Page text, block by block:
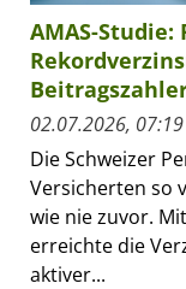
AMAS-Studie:
02.07.2026,
Die Schweizer
Versicherten so
wie nie zuvor.
erreichte die
aktiver...